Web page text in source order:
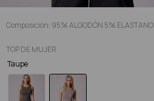
Composición: 95% ALGODÓN 5% ELASTANO
TOP DE MUJER
Taupe